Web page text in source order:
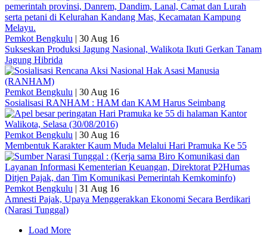
Pemkot Bengkulu | 30 Aug 16
Sukseskan Produksi Jagung Nasional, Walikota Ikuti Gerkan Tanam
Jagung Hibrida
Pemkot Bengkulu | 30 Aug 16
Sosialisasi RANHAM : HAM dan KAM Harus Seimbang
Pemkot Bengkulu | 30 Aug 16
Membentuk Karakter Kaum Muda Melalui Hari Pramuka Ke 55
Pemkot Bengkulu | 31 Aug 16
Amnesti Pajak, Upaya Menggerakkan Ekonomi Secara Berdikari
(Narasi Tunggal)
Load More